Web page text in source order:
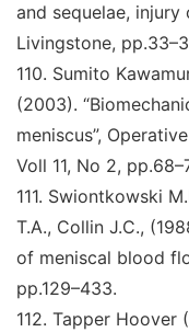
and sequelae,
Livingstone,
110. Sumito
(2003).
meniscus”,
Voll 11, No 2,
111. Swiontkowski
T.A., Collin J.C.,
of meniscal blood
pp.129–433.
112. Tapper Hoover